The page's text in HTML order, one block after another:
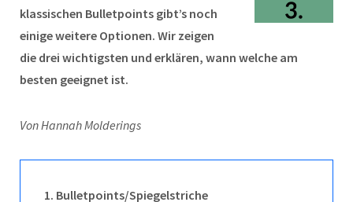
klassischen Bulletpoints gibt’s noch
einige weitere Optionen. Wir zeigen
die drei wichtigsten und erklären, wann welche am
besten geeignet ist.
Von Hannah Molderings
1. Bulletpoints/Spiegelstriche